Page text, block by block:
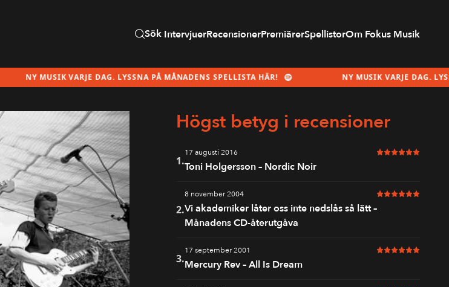
Sök IntervjuerRecensionerPremiärerSpellistorOm Fokus Musik
NY MUSIK VARJE DAG. LYSSNA PÅ MÅNADENS SPELLISTA HÄR! NY MUSIK VARJE DAG. LYSSNA
Högst betyg i recensioner
1.
17 augusti 2016 6 av 6 i betyg
Toni Holgersson – Nordic Noir
2.
8 november 2004 6 av 6 i betyg
Vi akademiker låter oss inte nedslås så lätt –
Månadens CD-återutgåva
3.
17 september 2001 6 av 6 i betyg
Mercury Rev – All Is Dream